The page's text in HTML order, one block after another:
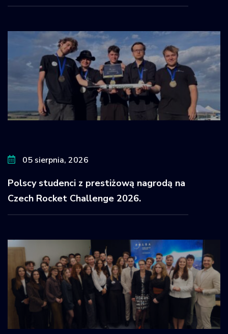
05 sierpnia, 2026
Polscy studenci z prestiżową nagrodą na
Czech Rocket Challenge 2026.